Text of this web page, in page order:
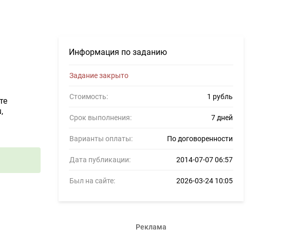
Информация по заданию
Задание закрыто
Стоимость: 1 рубль
Срок выполнения: 7 дней
Варианты оплаты: По договоренности
Дата публикации: 2014-07-07 06:57
Был на сайте: 2026-03-24 10:05
Реклама